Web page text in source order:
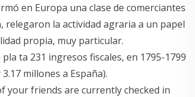
en Europa una clase de comerciantes
la actividad agraria a un papel
propia, muy particular.
ta 231 ingresos fiscales, en 1795-1799
millones a España).
your friends are currently checked in